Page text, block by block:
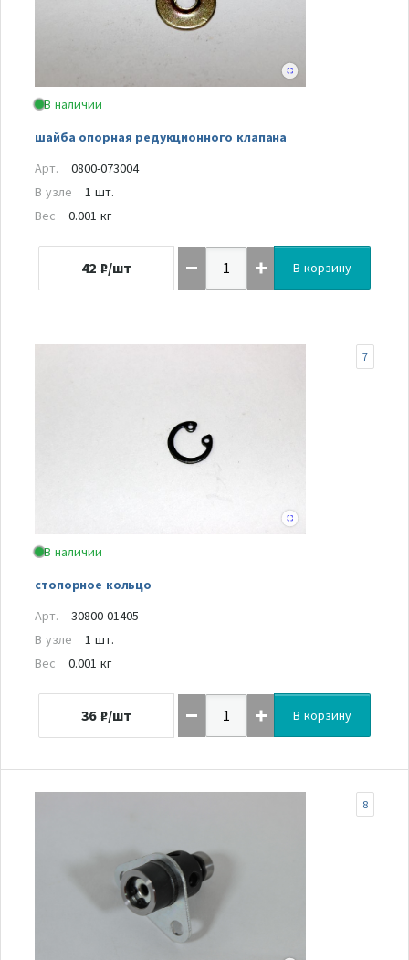
В наличии
шайба опорная редукционного клапана
Арт.
0800-073004
В узле
1 шт.
Вес
0.001 кг
42 ₽/шт В корзину
В наличии
стопорное кольцо
7
Арт.
30800-01405
В узле
1 шт.
Вес
0.001 кг
36 ₽/шт В корзину
8